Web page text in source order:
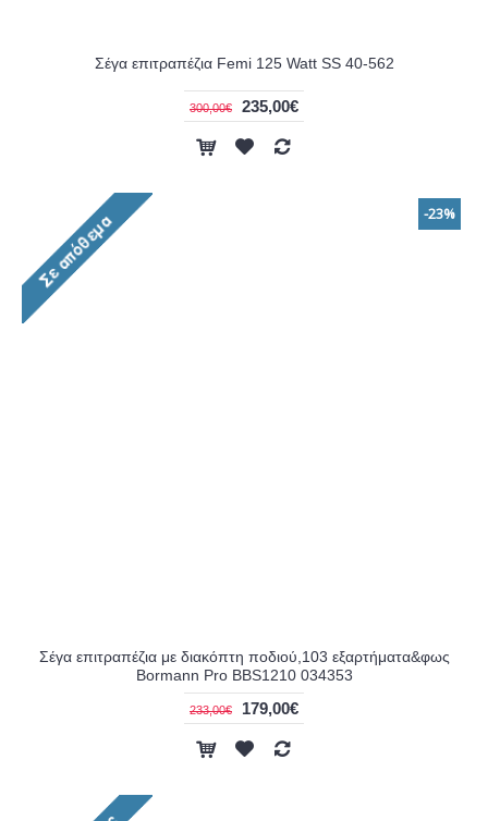
Σέγα επιτραπέζια Femi 125 Watt SS 40-562
300,00€ 235,00€
-23%
Σέγα επιτραπέζια με διακόπτη ποδιού,103 εξαρτήματα&φως
Bormann Pro BBS1210 034353
233,00€ 179,00€